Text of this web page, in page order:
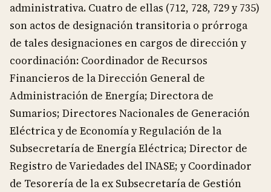
administrativa. Cuatro de ellas (712, 728, 729 y 735)
son actos de designación transitoria o prórroga
de tales designaciones en cargos de dirección y
coordinación: Coordinador de Recursos
Financieros de la Dirección General de
Administración de Energía; Directora de
Sumarios; Directores Nacionales de Generación
Eléctrica y de Economía y Regulación de la
Subsecretaría de Energía Eléctrica; Director de
Registro de Variedades del INASE; y Coordinador
de Tesorería de la ex Subsecretaría de Gestión